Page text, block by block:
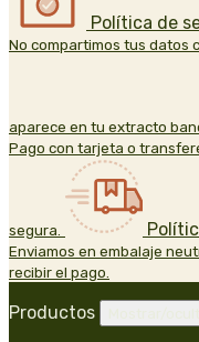
Política de
No compartimos tus datos
aparece en tu extracto
Pago con tarjeta o
segura.
Enviamos en embalaje
recibir el pago.
Productos